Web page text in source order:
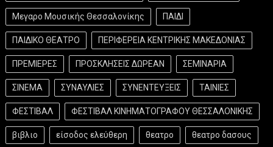
Μεγαρο Μουσικής Θεσσαλονίκης ΠΑΙΔΙ
ΠΑΙΔΙΚΟ ΘΕΑΤΡΟ ΠΕΡΙΦΕΡΕΙΑ ΚΕΝΤΡΙΚΗΣ ΜΑΚΕΔΟΝΙΑΣ
ΠΡΕΜΙΕΡΕΣ ΠΡΟΣΚΛΗΣΕΙΣ ΔΩΡΕΑΝ ΣΕΜΙΝΑΡΙΑ
ΣΙΝΕΜΑ ΣΥΝΑΥΛΙΕΣ ΣΥΝΕΝΤΕΥΞΕΙΣ ΤΑΙΝΙΕΣ
ΦΕΣΤΙΒΑΛ ΦΕΣΤΙΒΑΛ ΚΙΝΗΜΑΤΟΓΡΑΦΟΥ ΘΕΣΣΑΛΟΝΙΚΗΣ
βιβλιο είσοδος ελεύθερη θεατρο θεατρο δασους